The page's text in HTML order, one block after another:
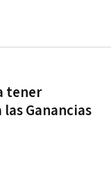
tener
Ganancias